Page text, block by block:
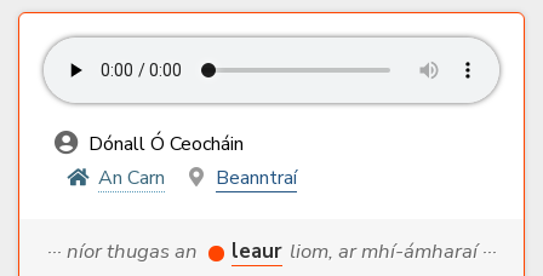
Dónall Ó Ceocháin
An Carn
Beanntraí
··· níor thugas an leaur liom, ar mhí-ámharaí ···